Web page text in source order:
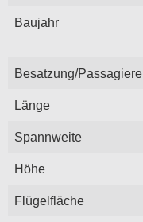
Baujahr
Besatzung/Passagiere
Länge
Spannweite
Höhe
Flügelfläche